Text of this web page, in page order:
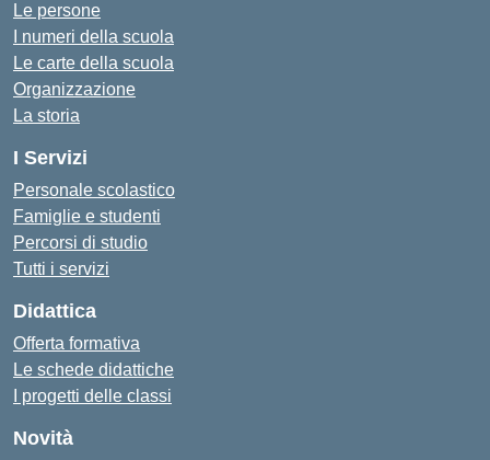
Le persone
I numeri della scuola
Le carte della scuola
Organizzazione
La storia
I Servizi
Personale scolastico
Famiglie e studenti
Percorsi di studio
Tutti i servizi
Didattica
Offerta formativa
Le schede didattiche
I progetti delle classi
Novità